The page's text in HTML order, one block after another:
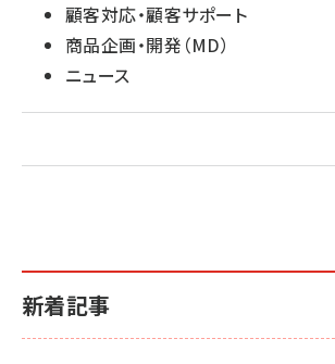
顧客対応・顧客サポート
商品企画・開発（MD）
ニュース
新着記事